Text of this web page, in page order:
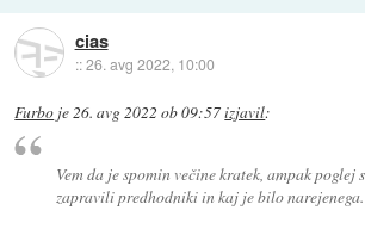
cias
::26. avg 2022, 10:00
Furbo je 26. avg 2022 ob 09:57izjavil:
Vem da je spomin večine kratek, ampak poglej
zapravili predhodniki in kaj je bilo narejenega.